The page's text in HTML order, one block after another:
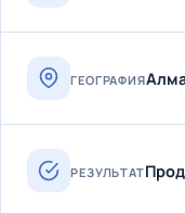
ГЕОГРАФИЯ
РЕЗУЛЬТАТ